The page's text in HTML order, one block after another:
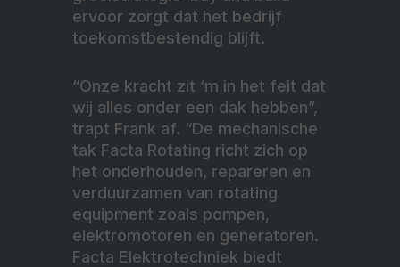
ervoor zorgt dat het bedrijf
toekomstbestendig blijft.
“Onze kracht zit ‘m in het feit dat
wij alles onder een dak hebben”,
trapt Frank af. “De mechanische
tak Facta Rotating richt zich op
het onderhouden, repareren en
verduurzamen van rotating
equipment zoals pompen,
elektromotoren en generatoren.
Facta Elektrotechniek biedt